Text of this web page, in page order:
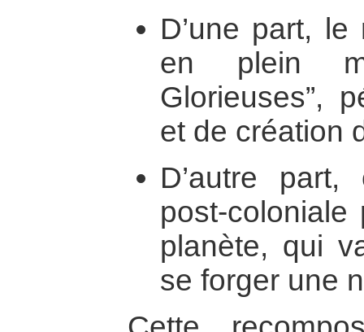
D’une part,
en plein
Glorieuses”,
et de création
D’autre part,
post-
planète, qui
se forger une